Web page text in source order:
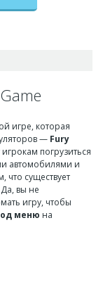
игре, которая
— Fury
погрузиться
автомобилями и
что существует
вы не
игру, чтобы
меню на